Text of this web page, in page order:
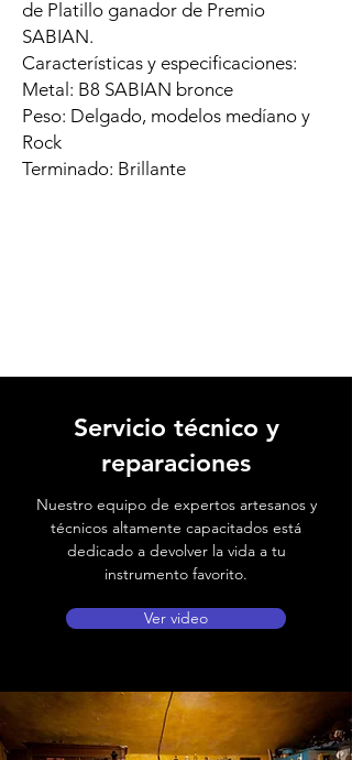
de Platillo ganador de Premio
SABIAN.
Caracterí­sticas y especificaciones:
Metal: B8 SABIAN bronce
Peso: Delgado, modelos medí­ano y
Rock
Terminado: Brillante
Servicio técnico y
reparaciones
Nuestro equipo de expertos artesanos y
técnicos altamente capacitados está
dedicado a devolver la vida a tu
instrumento favorito.
Ver video